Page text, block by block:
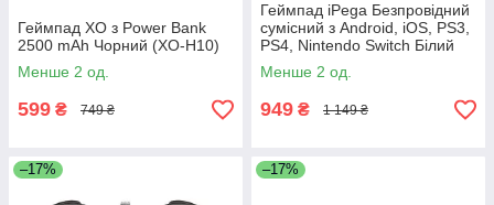
Геймпад XO з Power Bank
2500 mAh Чорний (XO-H10)
Менше 2 од.
599 ₴ 749 ₴
Геймпад iPega Безпровідний
сумісний з Android, iOS, PS3,
PS4, Nintendo Switch Білий
(PG-9111B)
Менше 2 од.
949 ₴ 1 149 ₴
–17% –17%